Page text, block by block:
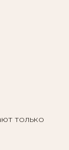
только